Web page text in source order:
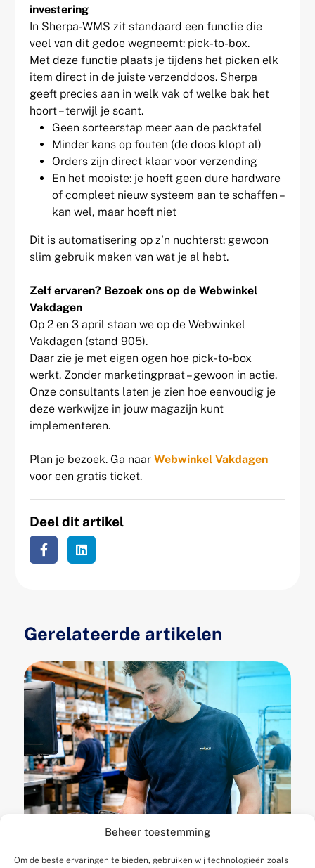
Beheer toestemming
Om de beste ervaringen te bieden, gebruiken wij technologieën zoals
investering
In Sherpa-WMS zit standaard een functie die
veel van dit gedoe wegneemt: pick-to-box.
Met deze functie plaats je tijdens het picken elk
item direct in de juiste verzenddoos. Sherpa
geeft precies aan in welk vak of welke bak het
hoort – terwijl je scant.
Geen sorteerstap meer aan de packtafel
Minder kans op fouten (de doos klopt al)
Orders zijn direct klaar voor verzending
En het mooiste: je hoeft geen dure hardware
of compleet nieuw systeem aan te schaffen –
kan wel, maar hoeft niet
Dit is automatisering op z’n nuchterst: gewoon
slim gebruik maken van wat je al hebt.
Zelf ervaren? Bezoek ons op de Webwinkel
Vakdagen
Op 2 en 3 april staan we op de Webwinkel
Vakdagen (stand 905).
Daar zie je met eigen ogen hoe pick-to-box
werkt. Zonder marketingpraat – gewoon in actie.
Onze consultants laten je zien hoe eenvoudig je
deze werkwijze in jouw magazijn kunt
implementeren.
Plan je bezoek. Ga naarWebwinkel Vakdagen
voor een gratis ticket.
Deel dit artikel
Gerelateerde artikelen
Wanneer is je WMS te